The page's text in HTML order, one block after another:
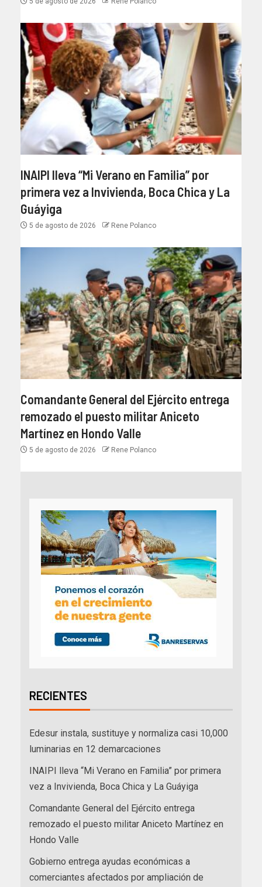
INAIPI lleva “Mi Verano en Familia” por
primera vez a Invivienda, Boca Chica y La
Guáyiga
5 de agosto de 2026 Rene Polanco
Comandante General del Ejército entrega
remozado el puesto militar Aniceto
Martínez en Hondo Valle
5 de agosto de 2026 Rene Polanco
RECIENTES
Edesur instala, sustituye y normaliza casi 10,000
luminarias en 12 demarcaciones
INAIPI lleva “Mi Verano en Familia” por primera
vez a Invivienda, Boca Chica y La Guáyiga
Comandante General del Ejército entrega
remozado el puesto militar Aniceto Martínez en
Hondo Valle
Gobierno entrega ayudas económicas a
comerciantes afectados por ampliación de